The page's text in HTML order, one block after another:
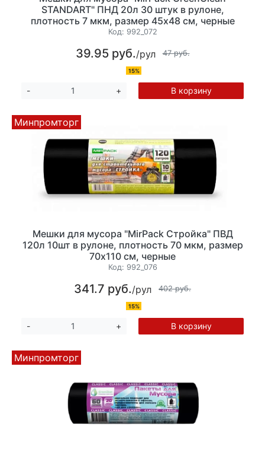
STANDART" ПНД 20л 30 штук в рулоне,
плотность 7 мкм, размер 45х48 см, черные
Код: 992_072
39.95 руб./рул 47 руб.
15%
- + В корзину
Минпромторг
Мешки для мусора "MirPack Стройка" ПВД
120л 10шт в рулоне, плотность 70 мкм, размер
70х110 см, черные
Код: 992_076
341.7 руб./рул 402 руб.
15%
- + В корзину
Минпромторг